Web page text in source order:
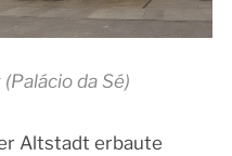
da Sé)
Altstadt erbaute